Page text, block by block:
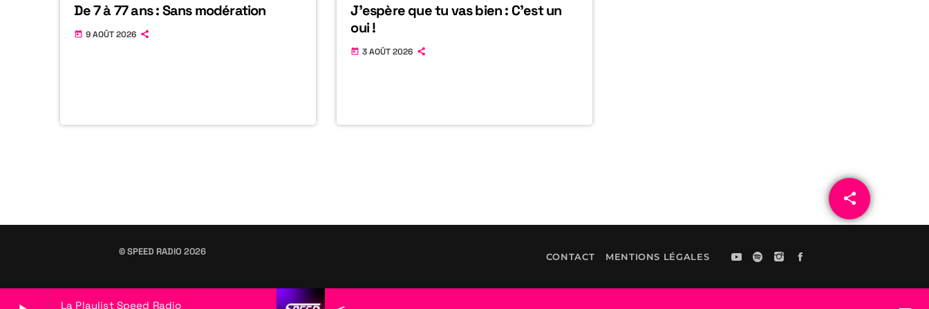
La Playlist Speed Radio
share
email
De 7 à 77 ans : Sans modération
today 9 AOÛT 2026
J’espère que tu vas bien : C’est un
oui !
today 3 AOÛT 2026
© SPEED RADIO 2026 CONTACT MENTIONS LÉGALES